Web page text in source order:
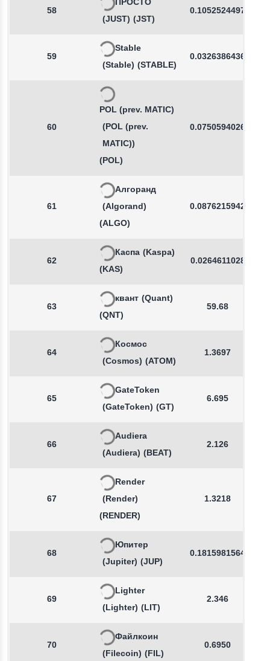
58
ПРОСТО
(JUST) (JST)
0.1052524497
59
Stable
(Stable) (STABLE)
0.0326386436
60
POL (prev. MATIC)
(POL (prev.
MATIC))
(POL)
0.0750594026
61
Алгоранд
(Algorand)
(ALGO)
0.0876215942
62
Каспа (Kaspa)
(KAS)
0.0264611028
63
квант (Quant)
(QNT)
59.68
64
Космос
(Cosmos) (ATOM)
1.3697
65
GateToken
(GateToken) (GT)
6.695
66
Audiera
(Audiera) (BEAT)
2.126
67
Render
(Render)
(RENDER)
1.3218
68
Юпитер
(Jupiter) (JUP)
0.1815981564
69
Lighter
(Lighter) (LIT)
2.346
70
Файлкоин
(Filecoin) (FIL)
0.6950